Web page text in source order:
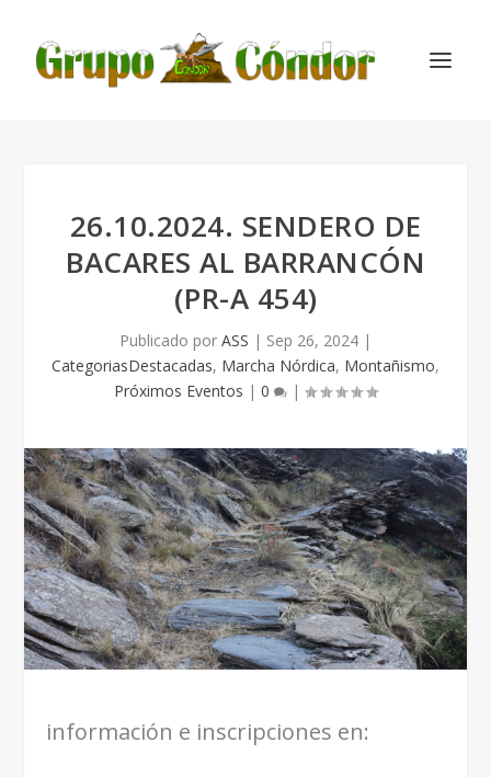
26.10.2024. SENDERO DE
BACARES AL BARRANCÓN
(PR-A 454)
Publicado por ASS | Sep 26, 2024 |
CategoriasDestacadas, Marcha Nórdica, Montañismo,
Próximos Eventos | 0 |
información e inscripciones en: